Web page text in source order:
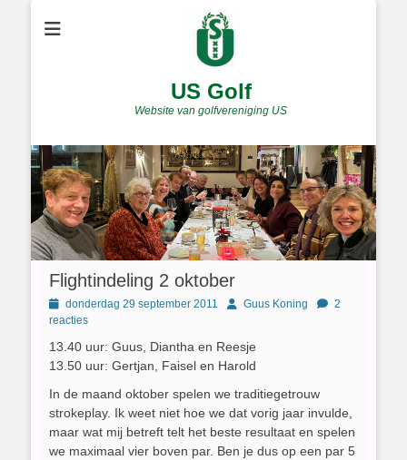
US Golf
Website van golfvereniging US
Flightindeling 2 oktober
Geplaatst
op
donderdag 29 september 2011 AuthorGuus Koning
2
reacties
13.40 uur: Guus, Diantha en Reesje
13.50 uur: Gertjan, Faisel en Harold
In de maand oktober spelen we traditiegetrouw
strokeplay. Ik weet niet hoe we dat vorig jaar invulde,
maar wat mij betreft telt het beste resultaat en spelen
we maximaal vier boven par. Ben je dus op een par 5